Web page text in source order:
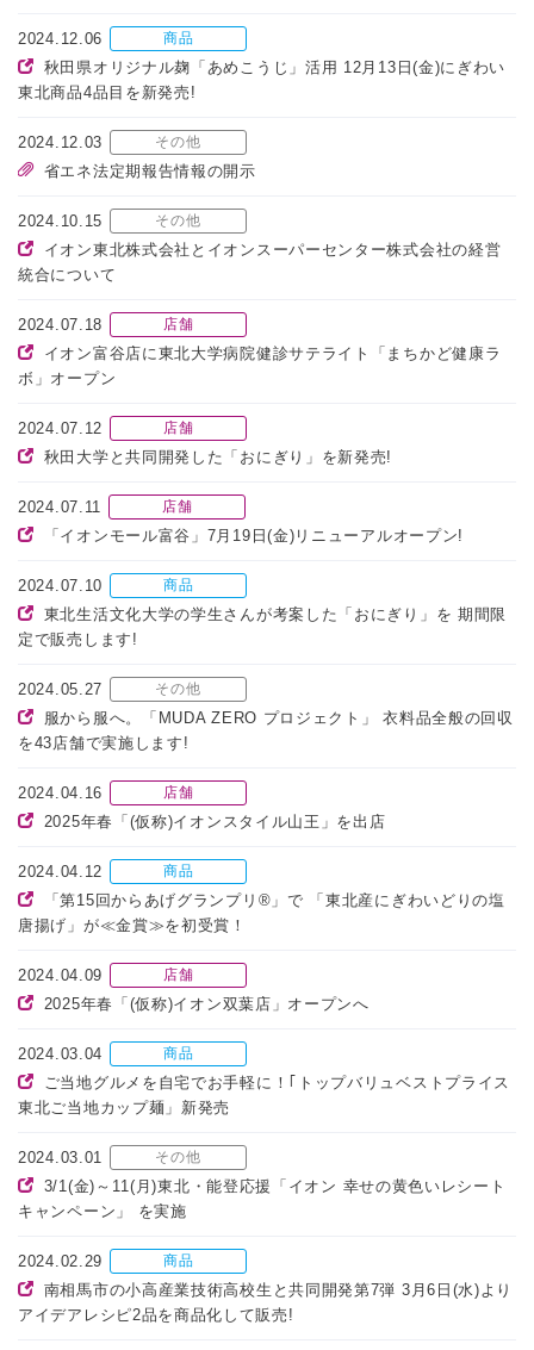
2024.12.06 商品
秋田県オリジナル麹「あめこうじ」活用 12月13日(金)にぎわい
東北商品4品目を新発売!
2024.12.03 その他
省エネ法定期報告情報の開示
2024.10.15 その他
イオン東北株式会社とイオンスーパーセンター株式会社の経営
統合について
2024.07.18 店舗
イオン富谷店に東北大学病院健診サテライト「まちかど健康ラ
ボ」オープン
2024.07.12 店舗
秋田大学と共同開発した「おにぎり」を新発売!
2024.07.11 店舗
「イオンモール富谷」7月19日(金)リニューアルオープン!
2024.07.10 商品
東北生活文化大学の学生さんが考案した「おにぎり」を 期間限
定で販売します!
2024.05.27 その他
服から服へ。「MUDA ZERO プロジェクト」 衣料品全般の回収
を43店舗で実施します!
2024.04.16 店舗
2025年春「(仮称)イオンスタイル山王」を出店
2024.04.12 商品
「第15回からあげグランプリ®」で 「東北産にぎわいどりの塩
唐揚げ」が≪金賞≫を初受賞！
2024.04.09 店舗
2025年春「(仮称)イオン双葉店」オープンへ
2024.03.04 商品
ご当地グルメを自宅でお手軽に！｢トップバリュベストプライス
東北ご当地カップ麺」新発売
2024.03.01 その他
3/1(金)～11(月)東北・能登応援「イオン 幸せの黄色いレシート
キャンペーン」 を実施
2024.02.29 商品
南相馬市の小高産業技術高校生と共同開発第7弾 3月6日(水)より
アイデアレシピ2品を商品化して販売!